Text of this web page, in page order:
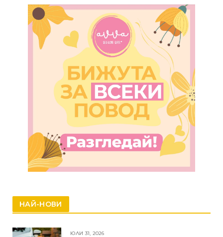
НАЙ-НОВИ
ЮЛИ 31, 2026